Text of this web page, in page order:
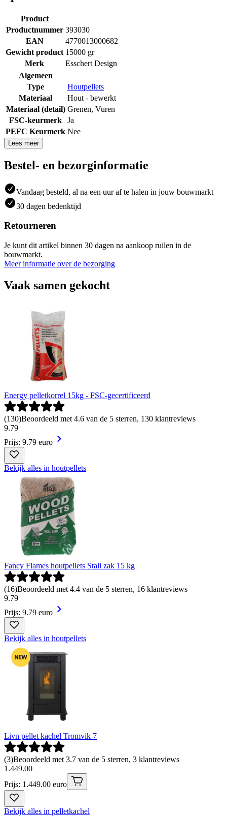
Product
Productnummer 393030
EAN
4770013000682
Gewicht product 15000 gr
Merk
Esschert Design
Algemeen
Type
Houtpellets
Materiaal
Hout - bewerkt
Materiaal (detail) Grenen, Vuren
FSC-keurmerk
Ja
PEFC Keurmerk Nee
Lees meer
Bestel- en bezorginformatie
Vandaag besteld, al na een uur af te halen in jouw bouwmarkt
30 dagen bedenktijd
Retourneren
Je kunt dit artikel binnen 30 dagen na aankoop ruilen in de
bouwmarkt.
Meer informatie over de bezorging
Vaak samen gekocht
Energy pelletkorrel 15kg - FSC-gecertificeerd
(130)Beoordeeld met 4.6 van de 5 sterren, 130 klantreviews
9.79
Prijs: 9.79 euro
Bekijk alles in houtpellets
Fancy Flames houtpellets Stali zak 15 kg
(16)Beoordeeld met 4.4 van de 5 sterren, 16 klantreviews
9.79
Prijs: 9.79 euro
Bekijk alles in houtpellets
Livn pellet kachel Tromvik 7
(3)Beoordeeld met 3.7 van de 5 sterren, 3 klantreviews
1 .449.00
Prijs: 1.449.00 euro
Bekijk alles in pelletkachel